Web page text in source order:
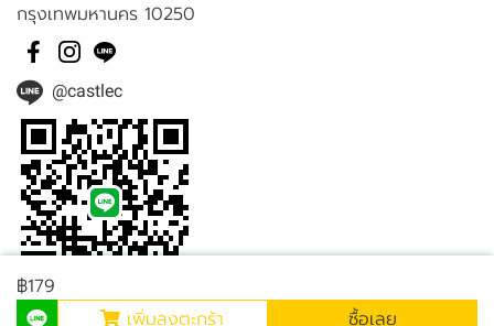
฿179
เพิ่มลงตะกร้า
ซื้อเลย
กรุงเทพมหานคร 10250
@castlec